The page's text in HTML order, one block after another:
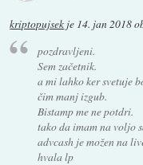
kriptopujsek je 14. jan 2018
pozdravljeni.
Sem začetnik.
a mi lahko ker svetuje
čim manj izgub.
Bistamp me ne potdri.
tako da imam na voljo
advcash je možen na
hvala lp